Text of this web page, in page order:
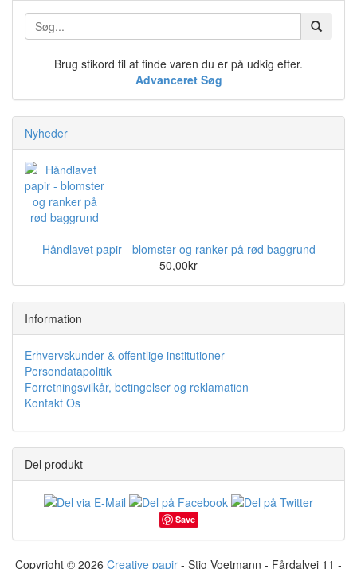
Brug stikord til at finde varen du er på udkig efter.
Advanceret Søg
Nyheder
Håndlavet papir - blomster og ranker på rød baggrund
50,00kr
Information
Erhvervskunder & offentlige institutioner
Persondatapolitik
Forretningsvilkår, betingelser og reklamation
Kontakt Os
Del produkt
Save
Copyright © 2026 Creative papir - Stig Voetmann - Fårdalvej 11 -